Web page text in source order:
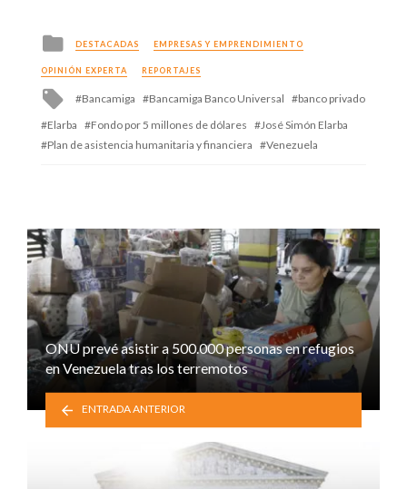
Posted
in
DESTACADAS EMPRESAS Y EMPRENDIMIENTO
OPINIÓN EXPERTA REPORTAJES
Tagged
with
Bancamiga Bancamiga Banco Universal
banco privado
Elarba
Fondo por 5 millones de dólares
José Simón Elarba
Plan de asistencia humanitaria y financiera
Venezuela
ONU prevé asistir a 500.000 personas en refugios
en Venezuela tras los terremotos
ENTRADA ANTERIOR